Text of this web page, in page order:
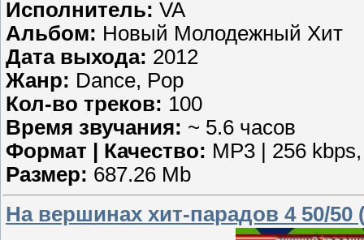
Исполнитель: VA
Альбом: Новый Молодежный Хит
Дата выхода: 2012
Жанр: Dance, Pop
Кол-во треков: 100
Время звучания: ~ 5.6 часов
Формат | Качество: MP3 | 256
Размер: 687.26 Mb
На вершинах хит-парадов 4 50/50